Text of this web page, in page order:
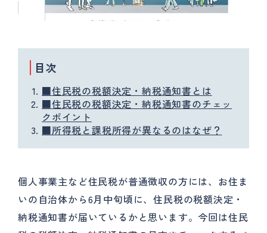
目次
■住民税の税額決定・納税通知書とは
■住民税の税額決定・納税通知書のチェッ
クポイント
■所得税と課税所得が異なるのはなぜ？
個人事業主など住民税が普通徴収の方には、お住ま
いの自治体から6月中旬頃に、住民税の税額決定・
納税通知書が届いているかと思います。今回は住民